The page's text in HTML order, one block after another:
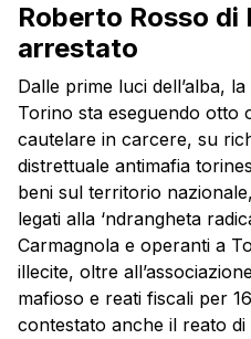
Roberto Rosso di
arrestato
Dalle prime luci dell’alba,
Torino sta eseguendo otto
cautelare in carcere, su
distrettuale antimafia
beni sul territorio
legati alla ‘ndrangheta
Carmagnola e operanti a
illecite, oltre
mafioso e reati fiscali per
contestato anche il reato